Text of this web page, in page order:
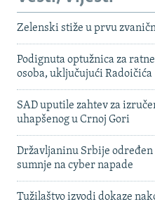
Zelenski stiže u prvu
Podignuta optužnica za
osoba, uključujući Radoičića
SAD uputile zahtev za
uhapšenog u Crnoj Gori
Državljaninu Srbije
sumnje na cyber napade
Tužilaštvo izvodi dokaze